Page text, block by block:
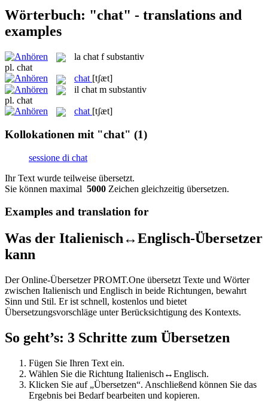
Wörterbuch: "chat" - translations and
examples
la chat f substantiv
pl. chat
chat [tʃæt]
il chat m substantiv
pl. chat
chat [tʃæt]
Kollokationen mit "chat" (1)
sessione di chat
Ihr Text wurde teilweise übersetzt.
Sie können maximal 5000 Zeichen gleichzeitig übersetzen.
Examples and translation for
Was der Italienisch↔Englisch-Übersetzer
kann
Der Online-Übersetzer PROMT.One übersetzt Texte und Wörter
zwischen Italienisch und Englisch in beide Richtungen, bewahrt
Sinn und Stil. Er ist schnell, kostenlos und bietet
Übersetzungsvorschläge unter Berücksichtigung des Kontexts.
So geht’s: 3 Schritte zum Übersetzen
Fügen Sie Ihren Text ein.
Wählen Sie die Richtung Italienisch↔Englisch.
Klicken Sie auf „Übersetzen“. Anschließend können Sie das
Ergebnis bei Bedarf bearbeiten und kopieren.